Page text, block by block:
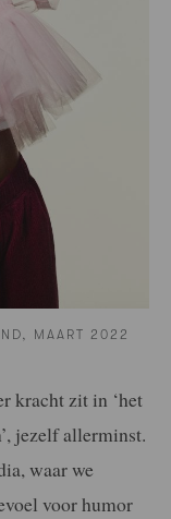
MAART 2022
kracht zit in ‘het
jezelf allerminst.
waar we
voor humor